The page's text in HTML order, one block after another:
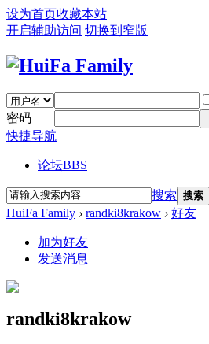
设为首页收藏本站
开启辅助访问 切换到窄版
密码
快捷导航
论坛BBS
搜索 搜索
HuiFa Family › randki8krakow › 好友
加为好友
发送消息
randki8krakow